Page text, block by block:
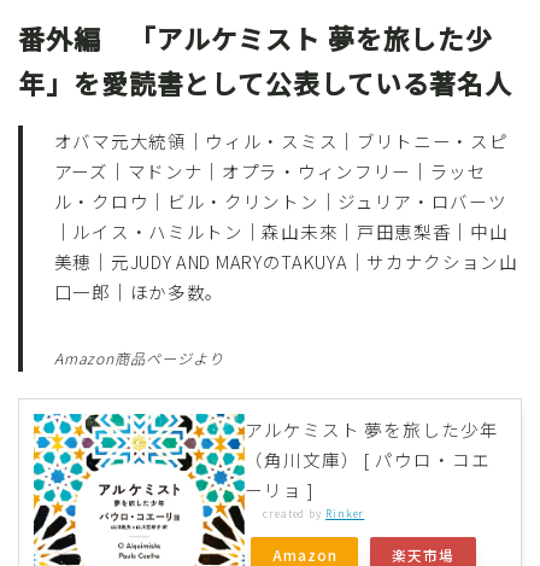
番外編 「アルケミスト 夢を旅した少
年」を愛読書として公表している著名人
オバマ元大統領｜ウィル・スミス｜ブリトニー・スピ
アーズ｜マドンナ｜オプラ・ウィンフリー｜ラッセ
ル・クロウ｜ビル・クリントン｜ジュリア・ロバーツ
｜ルイス・ハミルトン｜森山未來｜戸田恵梨香｜中山
美穂｜元JUDY AND MARYのTAKUYA｜サカナクション山
口一郎｜ほか多数。
Amazon商品ページより
アルケミスト 夢を旅した少年
（角川文庫） [ パウロ・コエ
ーリョ ]
created by Rinker
Amazon 楽天市場